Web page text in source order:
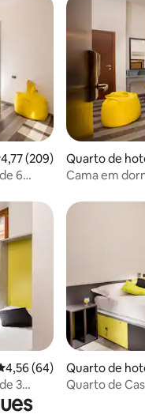
de uma avaliação
4,77 (209)
6
Quarto de
Cama em
de uma avaliação
4,56 (64)
3
Quarto de
Quarto de